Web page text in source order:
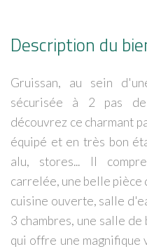
Description du
Gruissan, au sein
sécurisée à 2 pas
découvrez ce charmant
équipé et en très bon
alu, stores... Il
carrelée, une belle pièce
cuisine ouverte, salle
3 chambres, une salle
qui offre une magnifique